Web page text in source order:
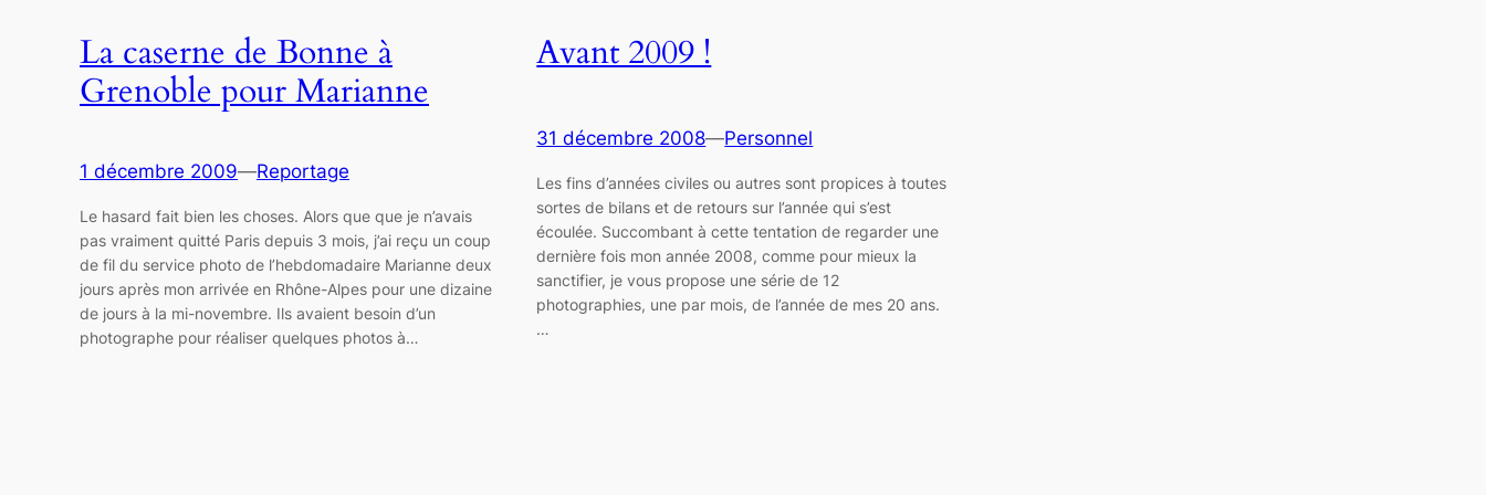
La caserne de Bonne à
Grenoble pour Marianne
1 décembre 2009—Reportage
Le hasard fait bien les choses. Alors que que je n’avais
pas vraiment quitté Paris depuis 3 mois, j’ai reçu un coup
de fil du service photo de l’hebdomadaire Marianne deux
jours après mon arrivée en Rhône-Alpes pour une dizaine
de jours à la mi-novembre. Ils avaient besoin d’un
photographe pour réaliser quelques photos à…
Avant 2009 !
31 décembre 2008—Personnel
Les fins d’années civiles ou autres sont propices à toutes
sortes de bilans et de retours sur l’année qui s’est
écoulée. Succombant à cette tentation de regarder une
dernière fois mon année 2008, comme pour mieux la
sanctifier, je vous propose une série de 12
photographies, une par mois, de l’année de mes 20 ans.
…